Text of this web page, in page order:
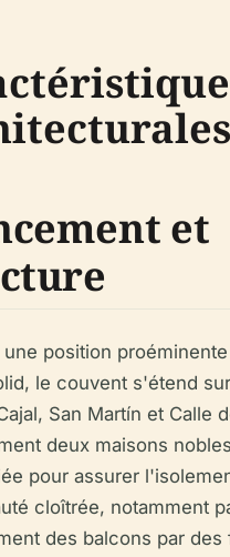
et
position
le couvent s'étend
San Martín et Calle
deux maisons
pour assurer
cloîtrée, notamment
des balcons par des